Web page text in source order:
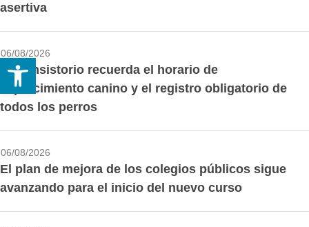
asertiva
06/08/2026
El Consistorio recuerda el horario de
esparcimiento canino y el registro obligatorio de
todos los perros
06/08/2026
El plan de mejora de los colegios públicos sigue
avanzando para el inicio del nuevo curso
Abrir barra de herramientas